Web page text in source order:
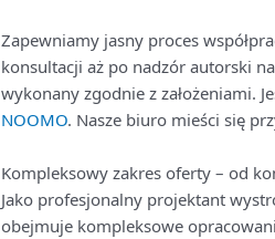
Zapewniamy jasny proces
konsultacji aż po nadzór autorski
wykonany zgodnie z założeniami.
NOOMO. Nasze biuro mieści się
Kompleksowy zakres oferty – od
Jako profesjonalny projektant
obejmuje kompleksowe